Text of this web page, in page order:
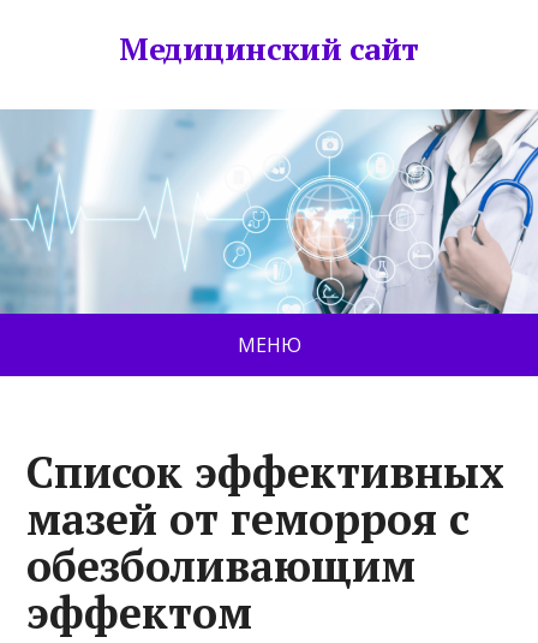
Медицинский сайт
МЕНЮ
Список эффективных
мазей от геморроя с
обезболивающим
эффектом